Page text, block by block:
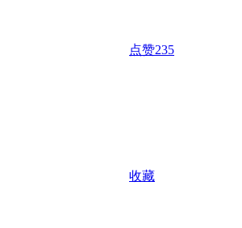
点赞235
收藏